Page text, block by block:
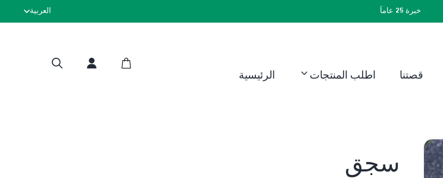
خبرة 25 عاماً لحوم حلال
العربية
قصتنا اطلب المنتجات الرئيسية
سجق